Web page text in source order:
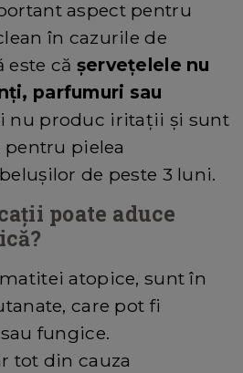
aspect pentru
în cazurile de
că șervețelele nu
parfumuri sau
nu produc iritații și sunt
pielea
de peste 3 luni.
poate aduce
atopice, sunt în
care pot fi
fungice.
tot din cauza